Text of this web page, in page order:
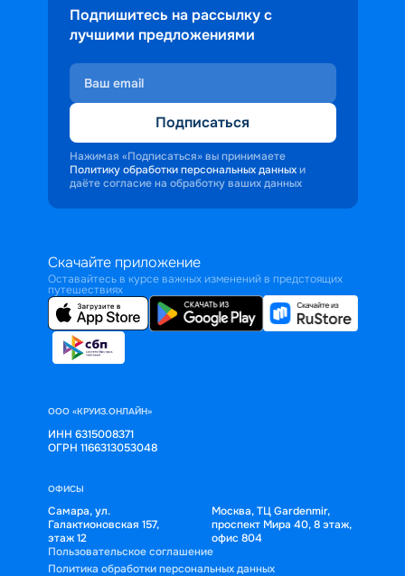
Подпишитесь на рассылку с
лучшими предложениями
Подписаться
Нажимая «Подписаться» вы принимаете
Политику обработки персональных данных и
даёте согласие на обработку ваших данных
Скачайте приложение
Оставайтесь в курсе важных изменений в предстоящих
путешествиях
ООО «КРУИЗ.ОНЛАЙН»
ИНН 6315008371
ОГРН 1166313053048
ОФИСЫ
Самара, ул.
Галактионовская 157,
этаж 12
Москва, ТЦ Gardenmir,
проспект Мира 40, 8 этаж,
офис 804
Пользовательское соглашение
Политика обработки персональных данных